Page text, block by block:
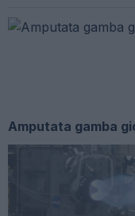
Amputata gamba